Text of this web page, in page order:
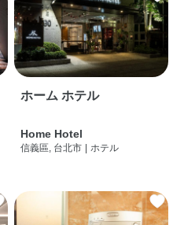
ホーム ホテル
Home Hotel
信義區, 台北市 ホテル